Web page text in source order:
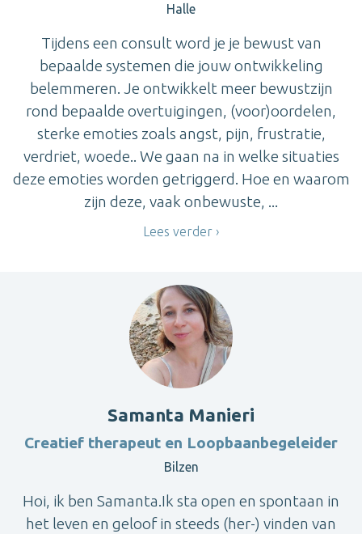
Halle
Tijdens een consult word je je bewust van
bepaalde systemen die jouw ontwikkeling
belemmeren. Je ontwikkelt meer bewustzijn
rond bepaalde overtuigingen, (voor)oordelen,
sterke emoties zoals angst, pijn, frustratie,
verdriet, woede.. We gaan na in welke situaties
deze emoties worden getriggerd. Hoe en waarom
zijn deze, vaak onbewuste, ...
Lees verder
Samanta Manieri
Creatief therapeut en Loopbaanbegeleider
Bilzen
Hoi, ik ben Samanta.Ik sta open en spontaan in
het leven en geloof in steeds (her-) vinden van